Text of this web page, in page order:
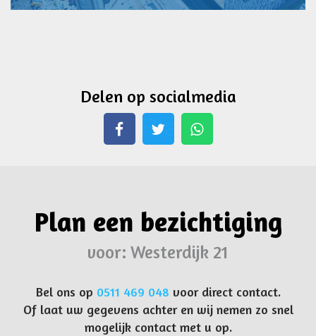
Delen op socialmedia
Whatsapp
Plan een bezichtiging
voor: Westerdijk 21
Bel ons op 0511 469 048 voor direct contact.
Of laat uw gegevens achter en wij nemen zo snel
mogelijk contact met u op.